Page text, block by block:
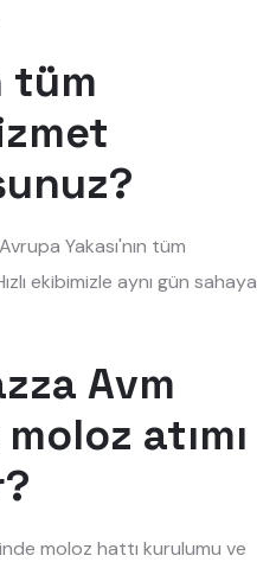
tüm
Yakası'nın tüm
ekibimizle aynı gün sahaya
Avm
atımı
moloz hattı kurulumu ve